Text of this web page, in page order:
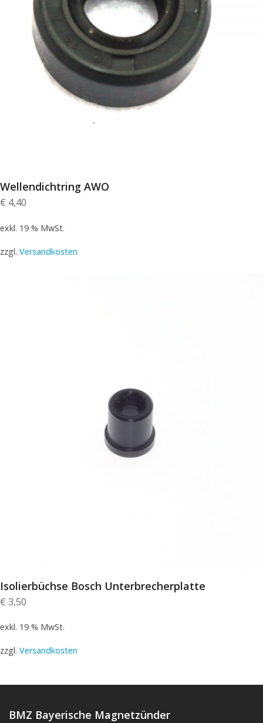
Wellendichtring AWO
€ 4,40
exkl. 19 % MwSt.
zzgl. Versandkosten
Isolierbüchse Bosch Unterbrecherplatte
€ 3,50
exkl. 19 % MwSt.
zzgl. Versandkosten
BMZ Bayerische Magnetzünder